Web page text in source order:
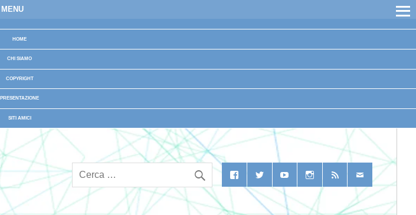
MENU
HOME
CHI SIAMO
COPYRIGHT
PRESENTAZIONE
SITI AMICI